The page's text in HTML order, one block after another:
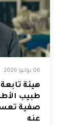
06 يوليو 2026
هيئة
طبيب
صفية
عنه